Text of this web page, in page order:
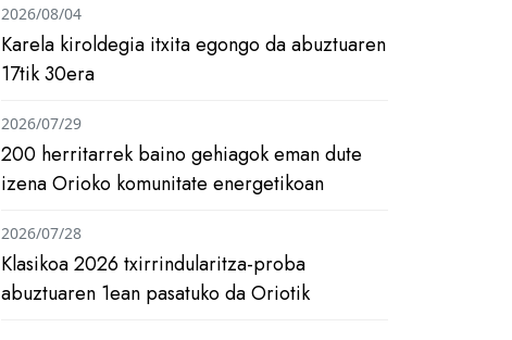
Karela kiroldegia itxita egongo da abuztuaren
17tik 30era
2026/08/04
200 herritarrek baino gehiagok eman dute
izena Orioko komunitate energetikoan
2026/07/29
Klasikoa 2026 txirrindularitza-proba
abuztuaren 1ean pasatuko da Oriotik
2026/07/28